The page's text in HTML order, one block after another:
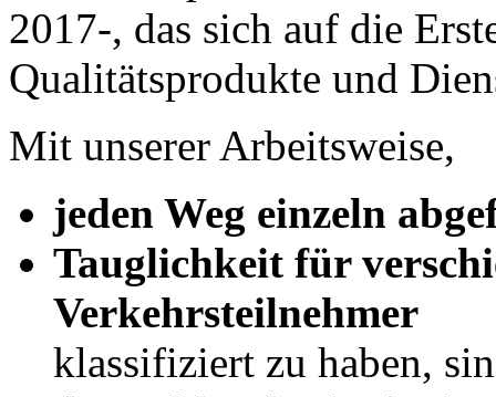
2017-, das sich auf die
Qualitätsprodukte und
Mit unserer Arbeitsweise,
jeden Weg einzeln
Tauglichkeit für
Verkehrsteilnehmer
klassifiziert zu haben,